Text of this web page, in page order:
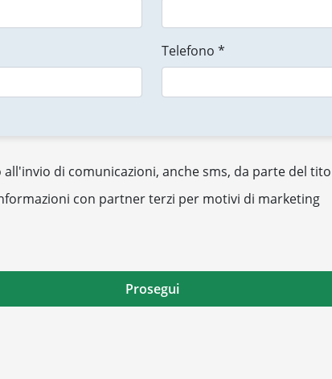
Telefono *
all'invio di comunicazioni, anche sms, da parte del
con partner terzi per motivi di marketing